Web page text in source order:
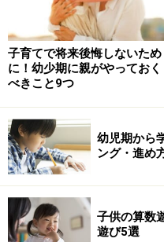
い」には大きなメリット
「這う」行為は、手足や
るだけでなく、脳にとっ
いて目についた小さなモ
の増加に繋がります。一
這って移動する時期を大
しませてあげましょう。
>>>将来伸びる能力に繋
子育てで将来後悔しないため
に！幼少期に親がやっておく
べきこと9つ
幼児期から
ング・進め
子供の算数
遊び5選